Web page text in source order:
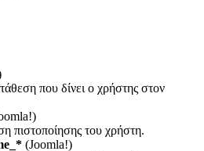
που δίνει ο χρήστης στον
πιστοποίησης του χρήστη.
(Joomla!)